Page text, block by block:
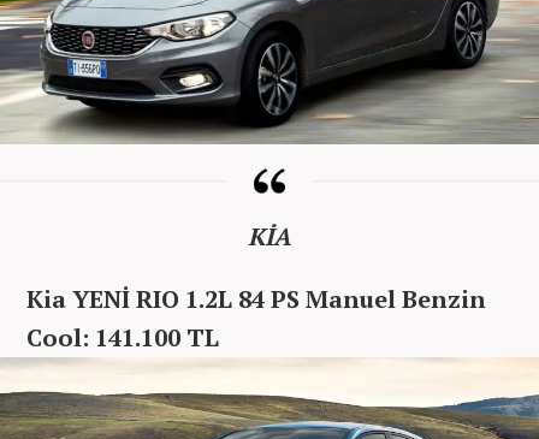
KİA
Kia YENİ RIO 1.2L 84 PS Manuel Benzin
Cool: 141.100 TL